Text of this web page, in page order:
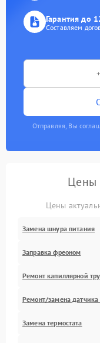
Гарантия до
Составляем
Отправляя, Вы
Цены
Цены
Замена шнура питания
Заправка фреоном
Ремонт капиллярной
Ремонт/замена
Замена термостата